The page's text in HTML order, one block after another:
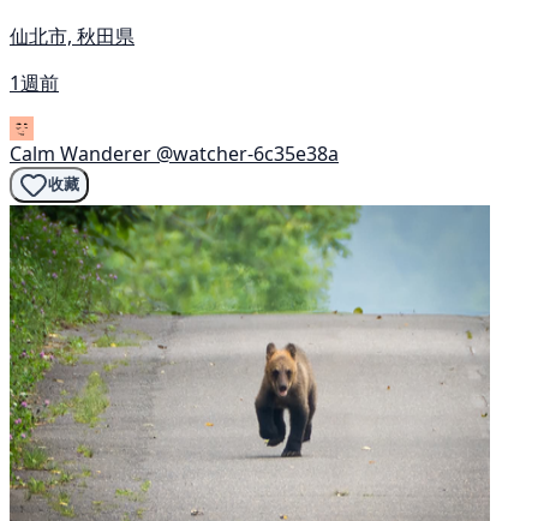
仙北市, 秋田県
1週前
Calm Wanderer @watcher-6c35e38a
收藏